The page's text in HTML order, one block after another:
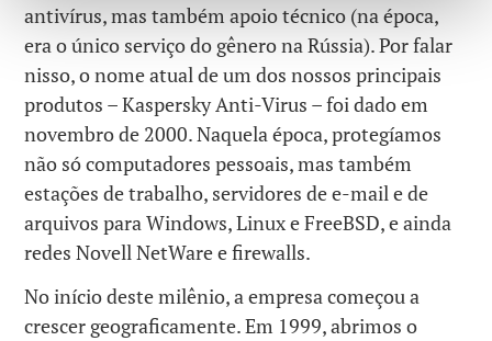
antivírus, mas também apoio técnico (na época,
era o único serviço do gênero na Rússia). Por falar
nisso, o nome atual de um dos nossos principais
produtos – Kaspersky Anti-Virus – foi dado em
novembro de 2000. Naquela época, protegíamos
não só computadores pessoais, mas também
estações de trabalho, servidores de e-mail e de
arquivos para Windows, Linux e FreeBSD, e ainda
redes Novell NetWare e firewalls.
No início deste milênio, a empresa começou a
crescer geograficamente. Em 1999, abrimos o